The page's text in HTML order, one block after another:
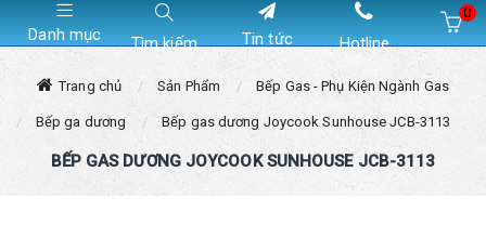
Danh mục Tìm kiếm Tin tức Hotline
0
Trang chủ Sản Phẩm Bếp Gas - Phụ Kiện Ngành Gas
Bếp ga dương Bếp gas dương Joycook Sunhouse JCB-3113
BẾP GAS DƯƠNG JOYCOOK SUNHOUSE JCB-3113